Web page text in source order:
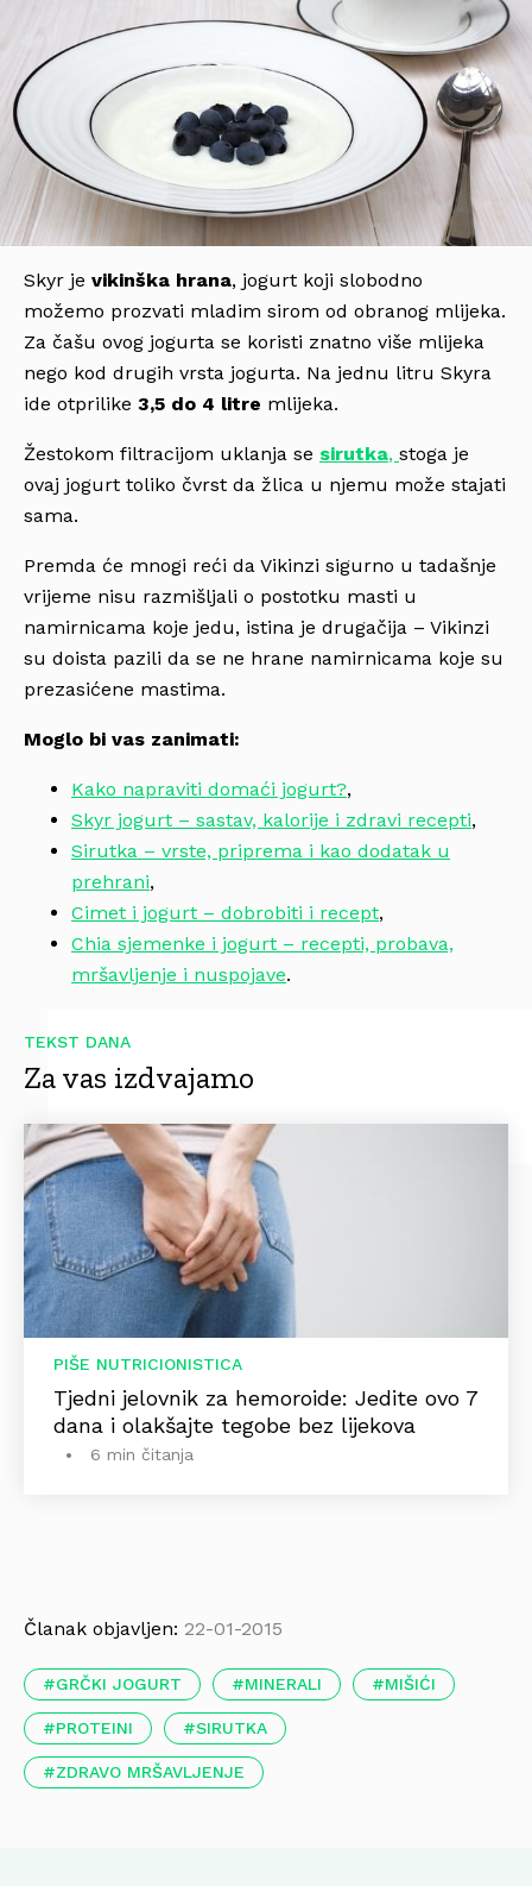
Skyr je vikinška hrana, jogurt koji slobodno
možemo prozvati mladim sirom od obranog mlijeka.
Za čašu ovog jogurta se koristi znatno više mlijeka
nego kod drugih vrsta jogurta. Na jednu litru Skyra
ide otprilike 3,5 do 4 litre mlijeka.
Žestokom filtracijom uklanja se sirutka, stoga je
ovaj jogurt toliko čvrst da žlica u njemu može stajati
sama.
Premda će mnogi reći da Vikinzi sigurno u tadašnje
vrijeme nisu razmišljali o postotku masti u
namirnicama koje jedu, istina je drugačija – Vikinzi
su doista pazili da se ne hrane namirnicama koje su
prezasićene mastima.
Moglo bi vas zanimati:
Kako napraviti domaći jogurt?,
Skyr jogurt – sastav, kalorije i zdravi recepti,
Sirutka – vrste, priprema i kao dodatak u
prehrani,
Cimet i jogurt – dobrobiti i recept,
Chia sjemenke i jogurt – recepti, probava,
mršavljenje i nuspojave.
TEKST DANA
Za vas izdvajamo
PIŠE NUTRICIONISTICA
Tjedni jelovnik za hemoroide: Jedite ovo 7
dana i olakšajte tegobe bez lijekova
6 min čitanja
Članak objavljen: 22-01-2015
GRČKI JOGURT MINERALI MIŠIĆI
PROTEINI SIRUTKA
ZDRAVO MRŠAVLJENJE